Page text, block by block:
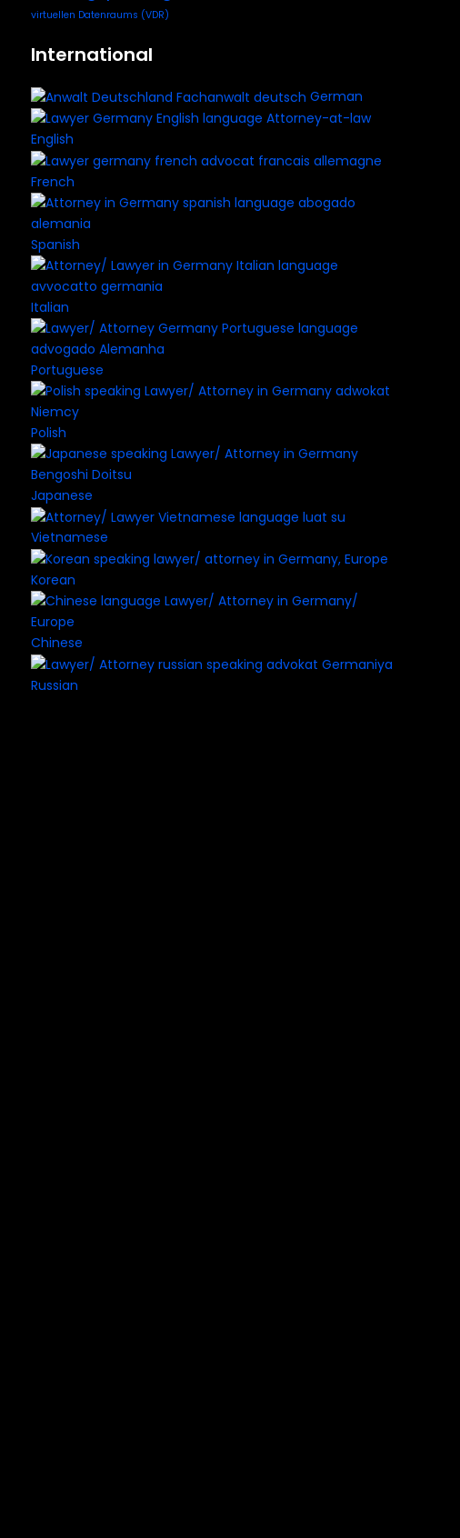
virtuellen Datenraums (VDR)
International
German
English
French
Spanish
Italian
Portuguese
Polish
Japanese
Vietnamese
Korean
Chinese
Russian